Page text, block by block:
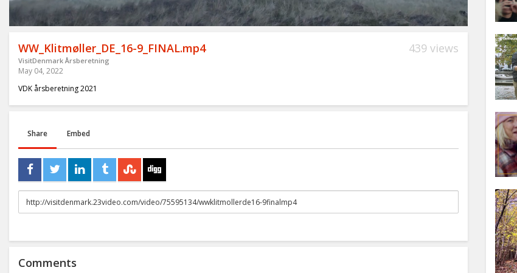
WW_Klitmøller_DE_16-9_FINAL.mp4
VisitDenmark Årsberetning
439 views
May 04, 2022
VDK årsberetning 2021
Share Embed
URL
to
Comments